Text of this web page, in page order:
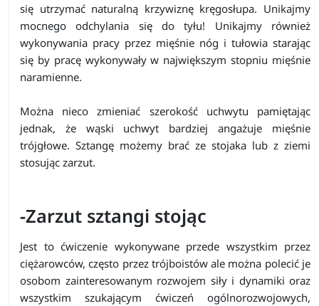
się utrzymać naturalną krzywiznę kręgosłupa. Unikajmy
mocnego odchylania się do tyłu! Unikajmy również
wykonywania pracy przez mięśnie nóg i tułowia starając
się by pracę wykonywały w największym stopniu mięśnie
naramienne.
Można nieco zmieniać szerokość uchwytu pamiętając
jednak, że wąski uchwyt bardziej angażuje mięśnie
trójgłowe. Sztangę możemy brać ze stojaka lub z ziemi
stosując zarzut.
-Zarzut sztangi stojąc
Jest to ćwiczenie wykonywane przede wszystkim przez
ciężarowców, często przez trójboistów ale można polecić je
osobom zainteresowanym rozwojem siły i dynamiki oraz
wszystkim szukającym ćwiczeń ogólnorozwojowych,